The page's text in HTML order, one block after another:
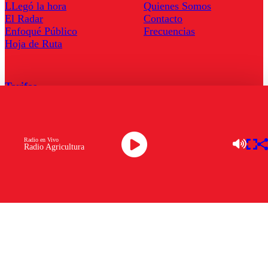
Radio Agricultura
Radio en Vivo
LLegó la hora
El Radar
Enfoqué Público
Hoja de Ruta
Quienes Somos
Contacto
Frecuencias
Tarifas
Descarga la APP